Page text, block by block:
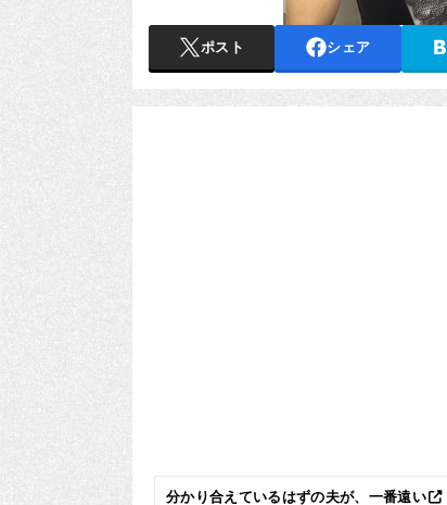
ポスト シェア
分かり合えているはずの夫が、一番遠い